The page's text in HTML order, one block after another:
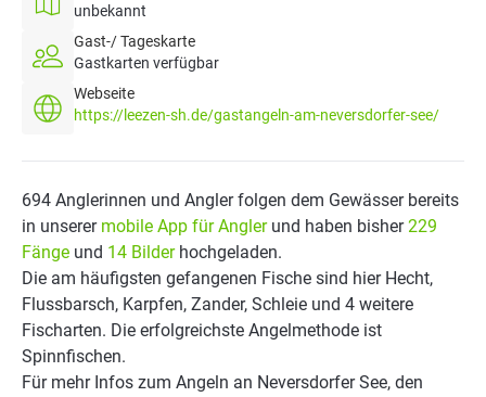
unbekannt
Gast-/ Tageskarte
Gastkarten verfügbar
Webseite
https://leezen-sh.de/gastangeln-am-neversdorfer-see/
694 Anglerinnen und Angler folgen dem Gewässer bereits
in unserer mobile App für Anglerund haben bisher229
Fänge und 14 Bilderhochgeladen.
Die am häufigsten gefangenen Fische sind hier Hecht,
Flussbarsch, Karpfen, Zander, Schleie und 4 weitere
Fischarten. Die erfolgreichste Angelmethode ist
Spinnfischen.
Für mehr Infos zum Angeln an Neversdorfer See, den